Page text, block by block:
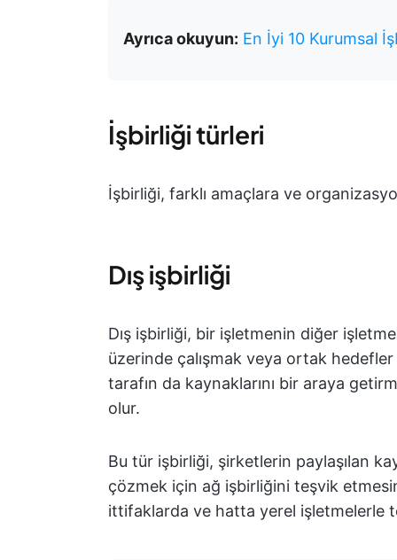
Ayrıca okuyun: En İyi 10 Kurumsal
İşbirliği türleri
İşbirliği, farklı amaçlara ve
Dış işbirliği
Dış işbirliği, bir işletmenin diğer
üzerinde çalışmak veya ortak
tarafın da kaynaklarını bir araya
olur.
Bu tür işbirliği, şirketlerin paylaşılan
çözmek için ağ işbirliğini teşvik
ittifaklarda ve hatta yerel işletmelerle